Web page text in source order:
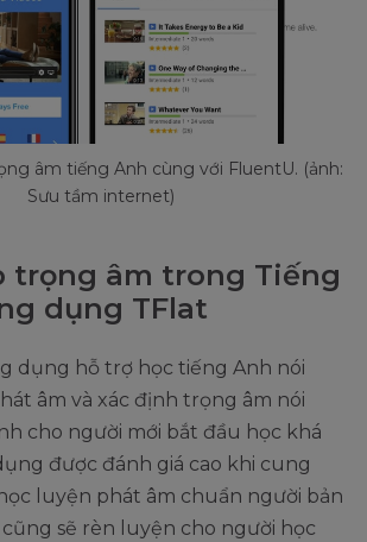
âm tiếng Anh cùng với FluentU. (ảnh:
Sưu tầm internet)
trọng âm trong Tiếng
dụng TFlat
dụng hỗ trợ học tiếng Anh nói
âm và xác định trọng âm nói
cho người mới bắt đầu học khá
được đánh giá cao khi cung
luyện phát âm chuẩn người bản
sẽ rèn luyện cho người học